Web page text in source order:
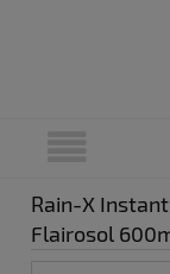
Rain-X
Flairosol